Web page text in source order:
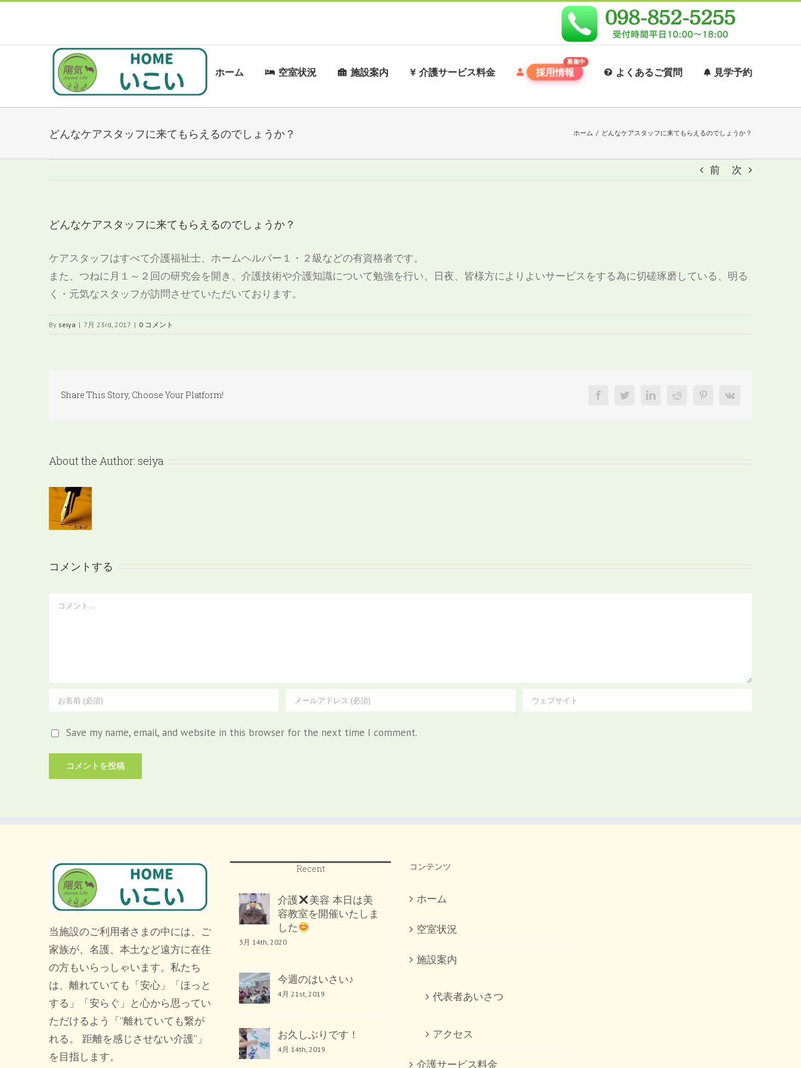
content
検
…
ホーム 空室状況 施設案内 介護サービス料金 採用情報 よくあるご質問 見学予約
どんなケアスタッフに来てもらえるのでしょうか？ ホーム / どんなケアスタッフに来てもらえるのでしょうか？
前 次
どんなケアスタッフに来てもらえるのでしょうか？
ケアスタッフはすべて介護福祉士、ホームヘルパー１・２級などの有資格者です。
また、つねに月１～２回の研究会を開き、介護技術や介護知識について勉強を行い、日夜、皆様方によりよいサービスをする為に切磋琢磨している、明る
く・元気なスタッフが訪問させていただいております。
By seiya | 7月 23rd, 2017 | 0 コメント
Share This Story, Choose Your Platform! facebooktwitter linkedinreddit pinterestvk
About the Author: seiya
コメントする
Comment
Save my name, email, and website in this browser for the next time I comment.
当施設のご利用者さまの中には、ご
家族が、名護、本土など遠方に在住
の方もいらっしゃいます。私たち
は、離れていても「安心」「ほっと
する」「安らぐ」と心から思ってい
ただけるよう「”離れていても繋が
れる。 距離を感じさせない介護”」
を目指します。
Recent
介護
美容 本日は美
容教室を開催いたしま
した
3月 14th, 2020
今週のはいさい♪
4月 21st, 2019
お久しぶりです！
4月 14th, 2019
コンテンツ
ホーム
空室状況
施設案内
代表者あいさつ
アクセス
介護サービス料金